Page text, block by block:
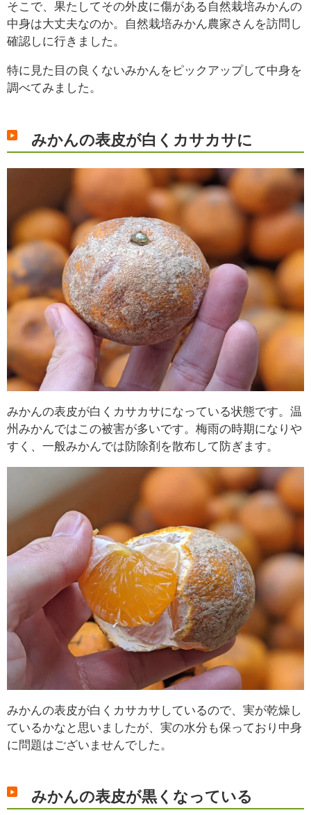
そこで、果たしてその外皮に傷がある自然栽培みかんの
中身は大丈夫なのか。自然栽培みかん農家さんを訪問し
確認しに行きました。
特に見た目の良くないみかんをピックアップして中身を
調べてみました。
みかんの表皮が白くカサカサに
みかんの表皮が白くカサカサになっている状態です。温
州みかんではこの被害が多いです。梅雨の時期になりや
すく、一般みかんでは防除剤を散布して防ぎます。
みかんの表皮が白くカサカサしているので、実が乾燥し
ているかなと思いましたが、実の水分も保っており中身
に問題はございませんでした。
みかんの表皮が黒くなっている